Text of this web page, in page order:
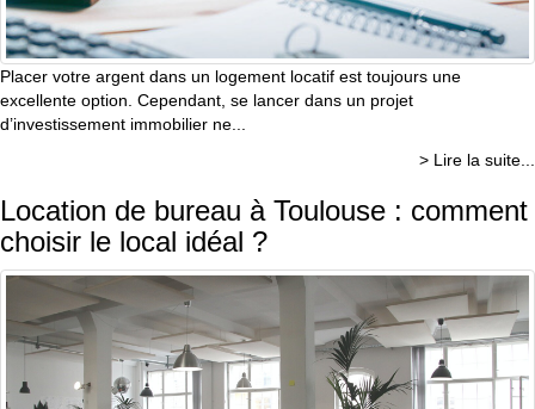
Placer votre argent dans un logement locatif est toujours une
excellente option. Cependant, se lancer dans un projet
d’investissement immobilier ne...
> Lire la suite...
Location de bureau à Toulouse : comment
choisir le local idéal ?